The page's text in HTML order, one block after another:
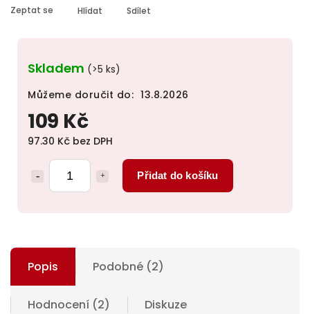
109 Kč
97.30 Kč bez DPH
Přidat do košíku
Skladem (>5 ks)
Můžeme doručit do: 13.8.2026
Zeptat se Hlídat Sdílet
Popis Podobné (2)
Hodnocení (2) Diskuze